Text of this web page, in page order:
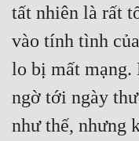
Hệ Thống
Học Đường
Khoa Huyễn
Khoa Huyễn Không Gian
Kinh Dị
tất nhiên là rất
vào tính tình
lo bị mất mạng.
ngờ tới ngày
như thế, nhưng